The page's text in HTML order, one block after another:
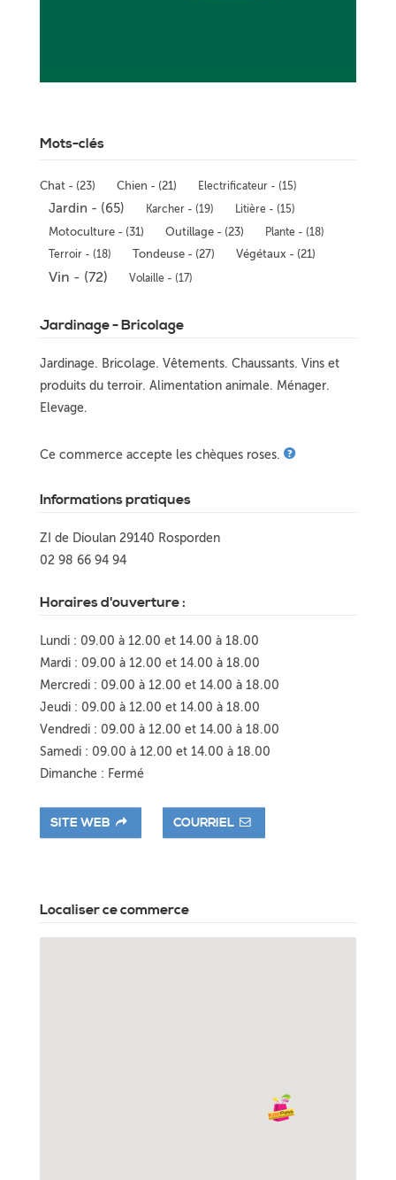
Mots-clés
Chat - (23) Chien - (21) Electrificateur - (15)
Jardin - (65) Karcher - (19) Litière - (15)
Motoculture - (31) Outillage - (23)
Plante - (18)
Terroir - (18)
Tondeuse - (27) Végétaux - (21)
Vin - (72) Volaille - (17)
Jardinage - Bricolage
Jardinage. Bricolage. Vêtements. Chaussants. Vins et
produits du terroir. Alimentation animale. Ménager.
Elevage.
Ce commerce accepte les chèques roses.
Informations pratiques
ZI de Dioulan 29140 Rosporden
02 98 66 94 94
Horaires d'ouverture :
Lundi : 09.00 à 12.00 et 14.00 à 18.00
Mardi : 09.00 à 12.00 et 14.00 à 18.00
Mercredi : 09.00 à 12.00 et 14.00 à 18.00
Jeudi : 09.00 à 12.00 et 14.00 à 18.00
Vendredi : 09.00 à 12.00 et 14.00 à 18.00
Samedi : 09.00 à 12.00 et 14.00 à 18.00
Dimanche : Fermé
SITE WEB COURRIEL
Localiser ce commerce